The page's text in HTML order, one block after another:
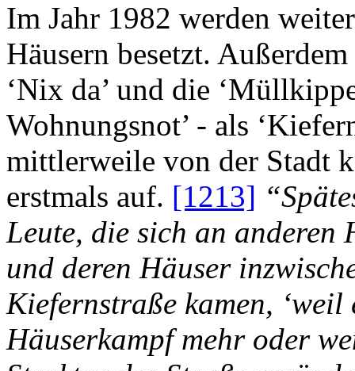
Im Jahr 1982 werden
Häusern besetzt.
‘Nix da’ und die
Wohnungsnot’ - als
mittlerweile von der Stadt
erstmals auf. [1213]
Leute, die sich an anderen
und deren Häuser
Kiefernstraße kamen,
Häuserkampf mehr oder